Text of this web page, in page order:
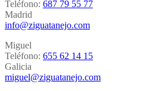
Teléfono: 687 79 55 77
Madrid
info@ziguatanejo.com
Miguel
Teléfono: 655 62 14 15
Galicia
miguel@ziguatanejo.com